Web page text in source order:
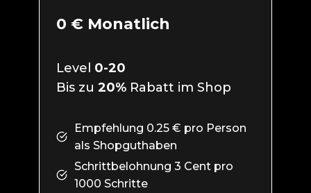
0 € Monatlich
Level 0-20
Bis zu 20% Rabatt im Shop
Empfehlung 0.25 € pro Person
als Shopguthaben
Schrittbelohnung 3 Cent pro
1000 Schritte